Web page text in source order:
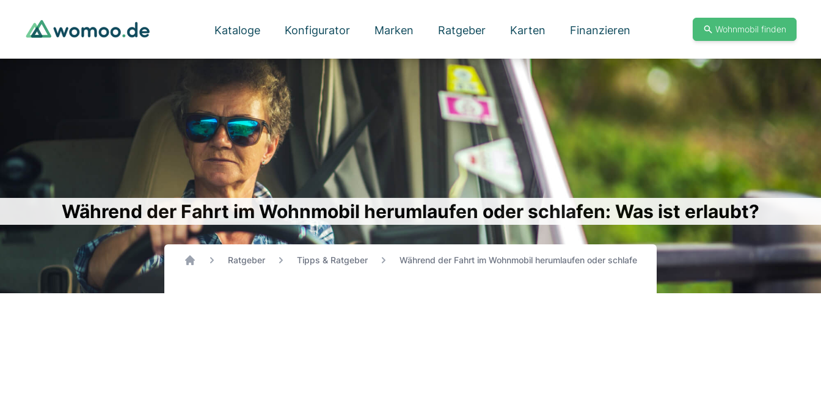
Kataloge Konfigurator Marken Ratgeber Karten Finanzieren Wohnmobil finden
Während der Fahrt im Wohnmobil herumlaufen oder schlafen: Was ist erlaubt?
Ratgeber Tipps & Ratgeber Während der Fahrt im Wohnmobil herumlaufen oder schlafen: Was ist erlaubt?